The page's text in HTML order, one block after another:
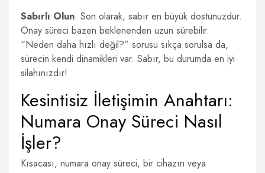
Sabırlı Olun: Son olarak, sabır en büyük dostunuzdur.
Onay süreci bazen beklenenden uzun sürebilir.
“Neden daha hızlı değil?” sorusu sıkça sorulsa da,
sürecin kendi dinamikleri var. Sabır, bu durumda en iyi
silahınızdır!
Kesintisiz İletişimin Anahtarı:
Numara Onay Süreci Nasıl
İşler?
Kısacası, numara onay süreci, bir cihazın veya